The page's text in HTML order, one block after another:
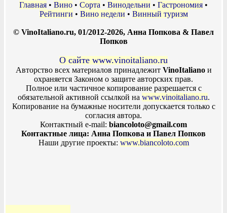
Главная • Вино • Сорта • Винодельни • Гастрономия •
Рейтинги • Вино недели • Винный туризм
© VinoItaliano.ru, 01/2012-2026, Анна Попкова & Павел
Попков
О сайте www.vinoitaliano.ru
Авторство всех материалов принадлежит VinoItalianoи
охраняется Законом о защите авторских прав.
Полное или частичное копирование разрешается с
обязательной активной ссылкой на www.vinoitaliano.ru.
Копирование на бумажные носители допускается только с
согласия автора.
Контактный e-mail: biancoloto@gmail.com
Контактные лица: Анна Попкова и Павел Попков
Наши другие проекты: www.biancoloto.com